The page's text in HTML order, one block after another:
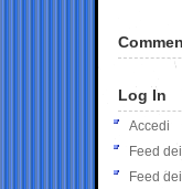
Log In
Accedi
Feed
Feed